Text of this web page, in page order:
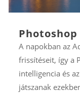
Photoshop
A napokban az
frissítéseit, így a
intelligencia és
játszanak